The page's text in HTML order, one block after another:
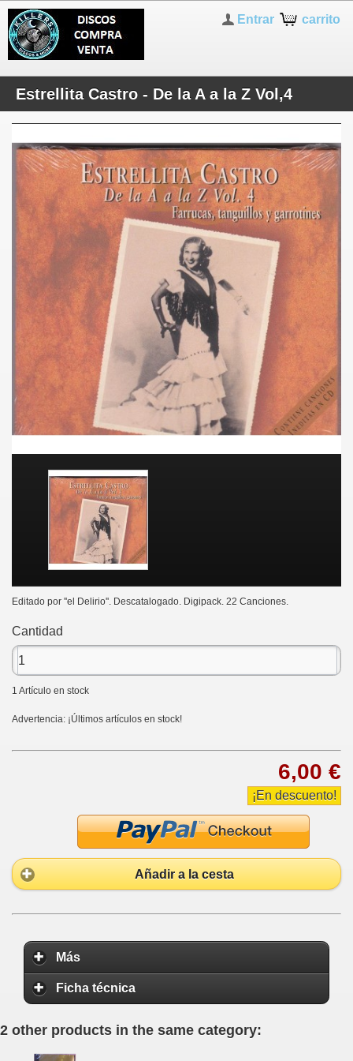
carrito
Entrar
Estrellita Castro - De la A a la Z Vol,4
Editado por ''el Delirio''. Descatalogado. Digipack. 22 Canciones.
Cantidad
1 Artículo en stock
Advertencia: ¡Últimos artículos en stock!
6,00 €
¡En descuento!
Añadir a la cesta
Más
Ficha técnica
2 other products in the same category: